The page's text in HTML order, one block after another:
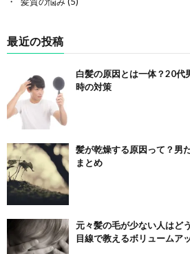
最近の投稿
白髪の原因とは一体？20代
時の対策
髪が乾燥する原因って？男
まとめ
元々髪の毛が少ない人はど
目線で教えるボリュームア